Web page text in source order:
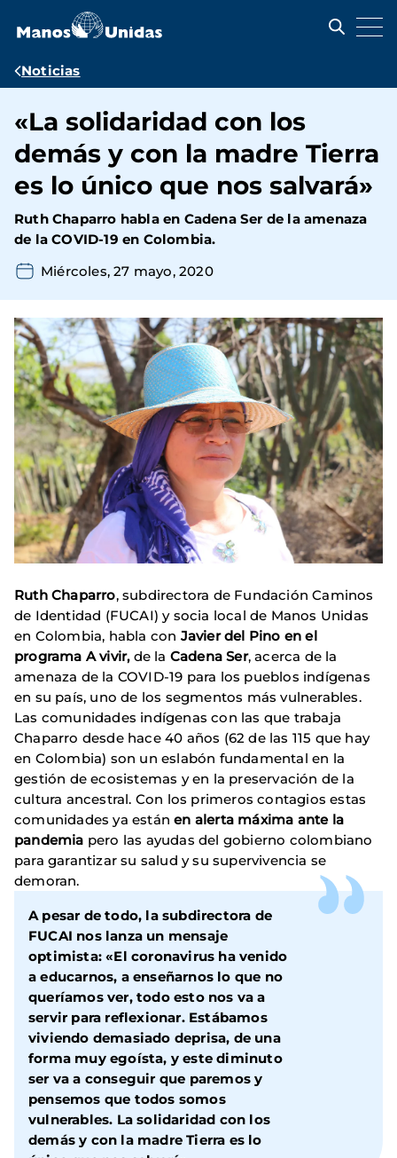
contenido
Ruta
navegación
Noticias
«La solidaridad con los
demás y con la madre Tierra
es lo único que nos salvará»
Ruth Chaparro habla en Cadena Ser de la amenaza
de la COVID-19 en Colombia.
Miércoles, 27 mayo, 2020
Ruth Chaparro, subdirectora de Fundación Caminos
de Identidad (FUCAI) y socia local de Manos Unidas
en Colombia, habla con Javier del Pino en el
programa A vivir,de la Cadena Ser, acerca de la
amenaza de la COVID-19 para los pueblos indígenas
en su país, uno de los segmentos más vulnerables.
Las comunidades indígenas con las que trabaja
Chaparro desde hace 40 años (62 de las 115 que hay
en Colombia) son un eslabón fundamental en la
gestión de ecosistemas y en la preservación de la
cultura ancestral. Con los primeros contagios estas
comunidades ya estánen alerta máxima ante la
pandemia pero las ayudas del gobierno colombiano
para garantizar su salud y su supervivencia se
demoran.
A pesar de todo, la subdirectora de
FUCAI nos lanza un mensaje
optimista: «El coronavirus ha venido
a educarnos, a enseñarnos lo que no
queríamos ver, todo esto nos va a
servir para reflexionar. Estábamos
viviendo demasiado deprisa, de una
forma muy egoísta, y este diminuto
ser va a conseguir que paremos y
pensemos que todos somos
vulnerables. La solidaridad con los
demás y con la madre Tierra es lo